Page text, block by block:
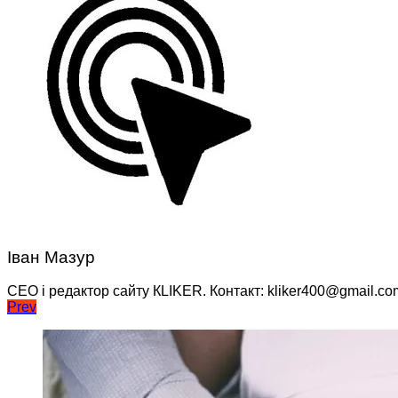
Іван Мазур
CEO і редактор сайту КLIKER. Контакт:
Навігація
записів
Prev